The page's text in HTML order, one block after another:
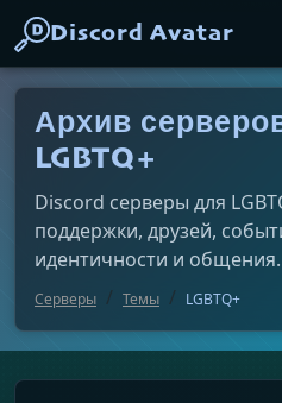
Discord Avatar
Архив
LGBTQ+
Discord серверы для
поддержки, друзей,
идентичности и общения.
Серверы Темы LGBTQ+